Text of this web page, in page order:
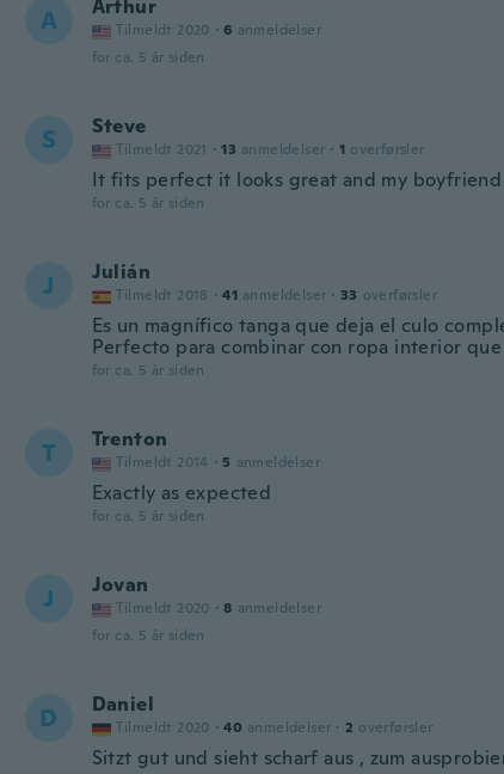
A Arthur
Tilmeldt 2020 · 6 anmeldelser
for ca. 5 år siden
S Steve
Tilmeldt 2021 · 13 anmeldelser · 1 overførsler
It fits perfect it looks great and my
for ca. 5 år siden
J Julián
Tilmeldt 2018 · 41 anmeldelser · 33 overførsler
Es un magnífico tanga que deja el culo
Perfecto para combinar con ropa interior
for ca. 5 år siden
T Trenton
Tilmeldt 2014 · 5 anmeldelser
Exactly as expected
for ca. 5 år siden
J Jovan
Tilmeldt 2020 · 8 anmeldelser
for ca. 5 år siden
D Daniel
Tilmeldt 2020 · 40 anmeldelser · 2 overførsler
Sitzt gut und sieht scharf aus , zum